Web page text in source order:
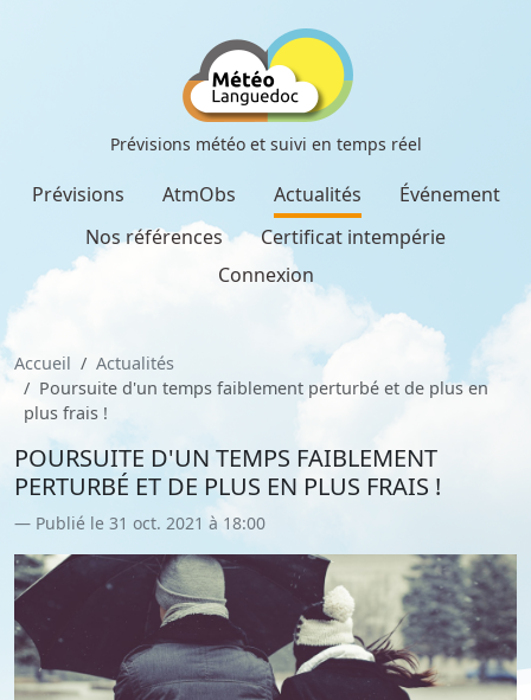
Prévisions météo et suivi en temps réel
Prévisions AtmObs Actualités
Événement
Nos références
Certificat intempérie
Connexion
Accueil
Actualités
Poursuite d'un temps faiblement perturbé et de plus en
plus frais !
POURSUITE D'UN TEMPS FAIBLEMENT
PERTURBÉ ET DE PLUS EN PLUS FRAIS !
Publié le 31 oct. 2021 à 18:00